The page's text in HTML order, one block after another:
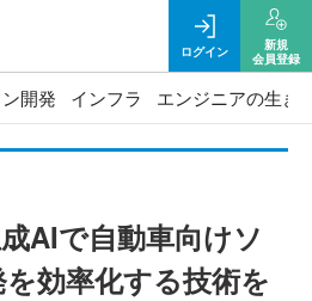
ログイン
新規
会員登録
開発 インフラ エンジニアの生き
AIで自動車向けソ
効率化する技術を